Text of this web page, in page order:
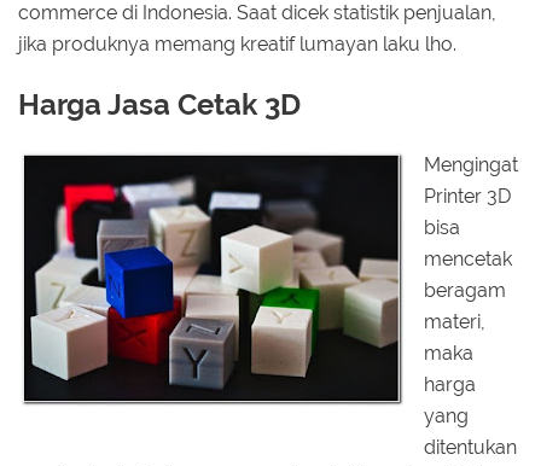
commerce di Indonesia. Saat dicek statistik penjualan,
jika produknya memang kreatif lumayan laku lho.
Harga Jasa Cetak 3D
Mengingat
Printer 3D
bisa
mencetak
beragam
materi,
maka
harga
yang
ditentukan